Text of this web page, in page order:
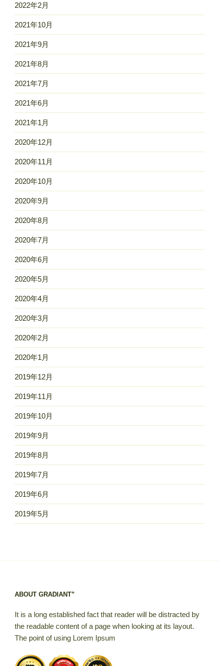
2022年2月
2021年10月
2021年9月
2021年8月
2021年7月
2021年6月
2021年1月
2020年12月
2020年11月
2020年10月
2020年9月
2020年8月
2020年7月
2020年6月
2020年5月
2020年4月
2020年3月
2020年2月
2020年1月
2019年12月
2019年11月
2019年10月
2019年9月
2019年8月
2019年7月
2019年6月
2019年5月
ABOUT GRADIANT”
It is a long established fact that reader will be distracted by
the readable content of a page when looking at its layout.
The point of using Lorem Ipsum